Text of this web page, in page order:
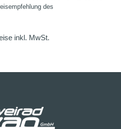
des
inkl. MwSt.